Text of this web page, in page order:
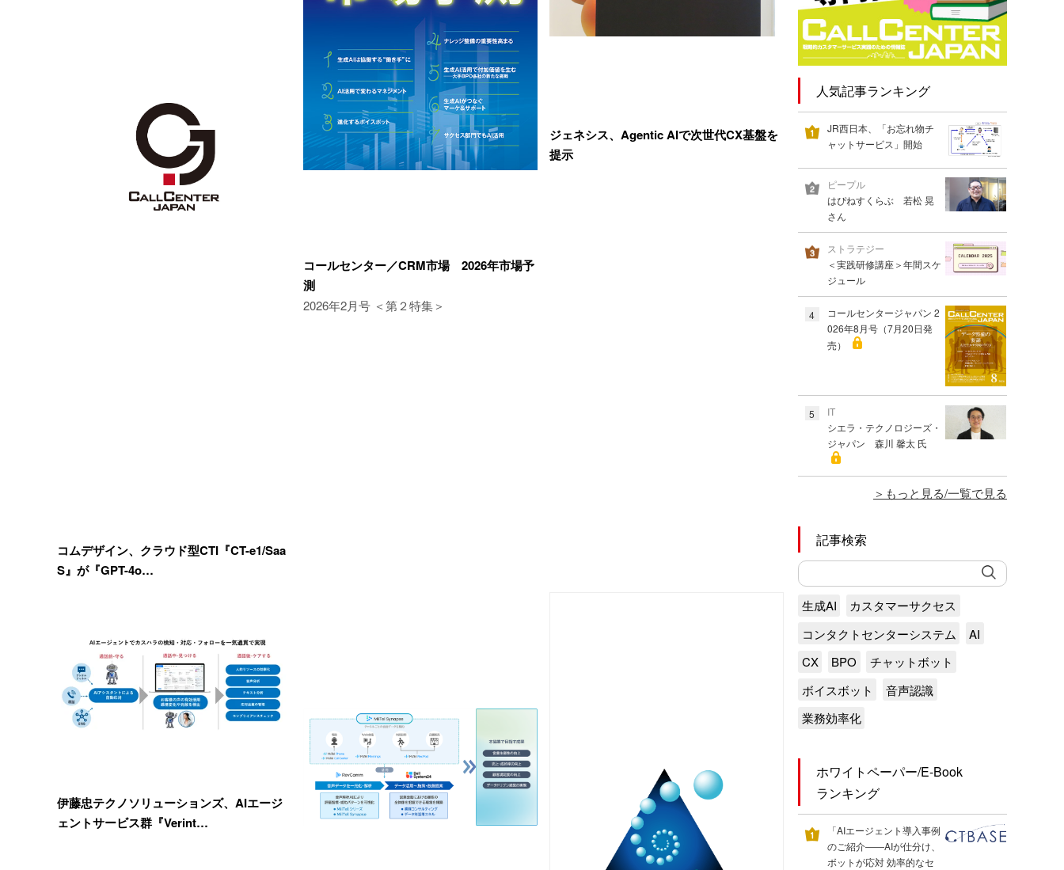
コムデザイン、クラウド型CTI『CT-e1/Saa
S』が『GPT-4o…
コールセンター／CRM市場 2026年市場予
測
2026年2月号 ＜第２特集＞
ジェネシス、Agentic AIで次世代CX基盤を
提示
伊藤忠テクノソリューションズ、AIエージ
ェントサービス群『Verint…
人気記事ランキング
JR西日本、「お忘れ物チ
ャットサービス」開始
ピープル
はぴねすくらぶ 若松 晃
さん
ストラテジー
＜実践研修講座＞年間スケ
ジュール
4
コールセンタージャパン 2
026年8月号（7月20日発
売）
5
IT
シエラ・テクノロジーズ・
ジャパン 森川 馨太 氏
もっと見る/一覧で見る
記事検索
生成AI
カスタマーサクセス
コンタクトセンターシステム
AI
CX
BPO
チャットボット
ボイスボット
音声認識
業務効率化
ホワイトペーパー/E-Book
ランキング
「AIエージェント導入事例
のご紹介――AIが仕分け、
ボットが応対 効率的なセ